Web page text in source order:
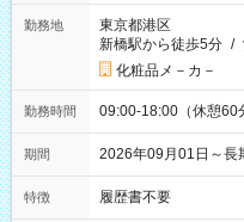
勤務地
東京都港区
新橋駅から徒歩5分 /
化粧品メ－カ－
勤務時間 09:00-18:00（休憩60
期間 2026年09月01日～
特徴 履歴書不要